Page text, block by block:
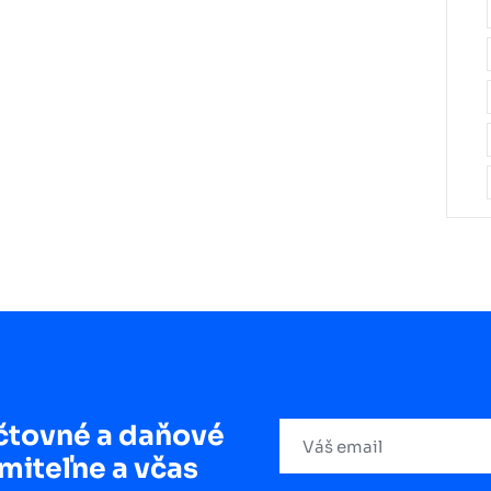
a daňové
a včas